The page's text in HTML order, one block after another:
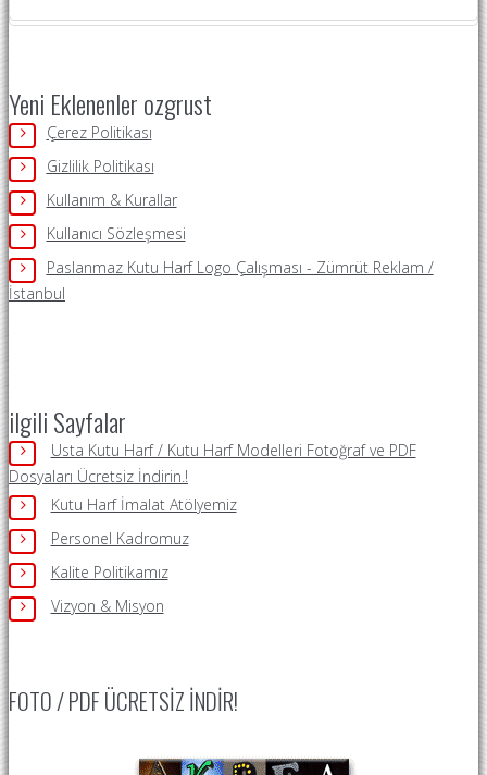
Yeni Eklenenler ozgrust
Çerez Politikası
Gizlilik Politikası
Kullanım & Kurallar
Kullanıcı Sözleşmesi
Paslanmaz Kutu Harf Logo Çalışması - Zümrüt Reklam /
İstanbul
ilgili Sayfalar
Usta Kutu Harf / Kutu Harf Modelleri Fotoğraf ve PDF
Dosyaları Ücretsiz İndirin.!
Kutu Harf İmalat Atölyemiz
Personel Kadromuz
Kalite Politikamız
Vizyon & Misyon
FOTO / PDF ÜCRETSIZ İNDIR!